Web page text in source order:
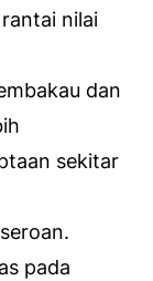
nilai
dan
sekitar
pada